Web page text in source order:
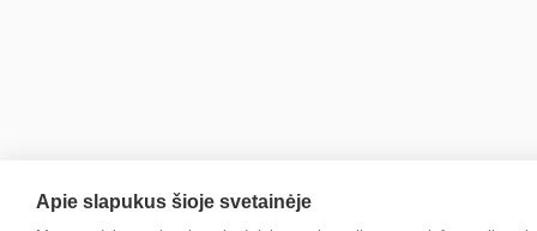
Apie slapukus šioje svetainėje